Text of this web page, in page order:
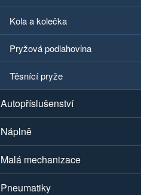
Kola a kolečka
Pryžová podlahovina
Těsnící pryže
Autopříslušenství
Náplně
Malá mechanizace
Pneumatiky